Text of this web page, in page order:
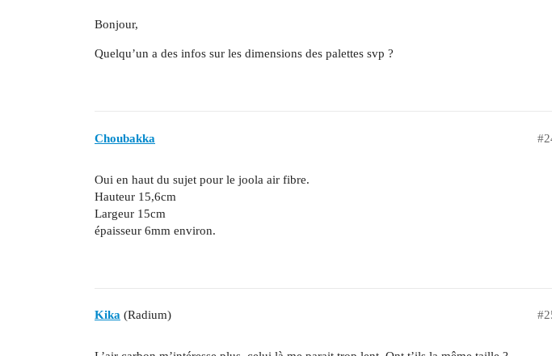
Bonjour,
Quelqu’un a des infos sur les dimensions des palettes svp ?
Choubakka
Oui en haut du sujet pour le joola air fibre.
Hauteur 15,6cm
Largeur 15cm
épaisseur 6mm environ.
Kika (Radium)